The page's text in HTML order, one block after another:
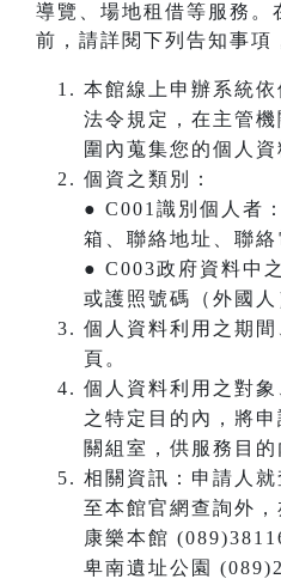
導覽、場地租借等服務。
前，請詳閱下列告知事項
本館線上申辦系統
法令規定，在主管
圍內蒐集您的個人資
個資之類別：
● C001識別個人者
箱、聯絡地址、聯絡
● C003政府資料中
或護照號碼（外國人
個人資料利用之期
頁。
個人資料利用之對
之特定目的內，將
關組室，供服務目的
相關資訊：申請人
至本館官網查詢外，
康樂本館
卑南遺址公園